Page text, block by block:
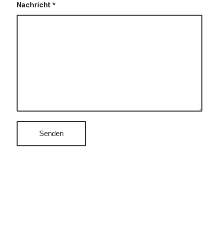
Nachricht *